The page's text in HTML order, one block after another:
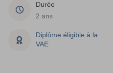
Durée
2 ans
Diplôme éligible à la
VAE